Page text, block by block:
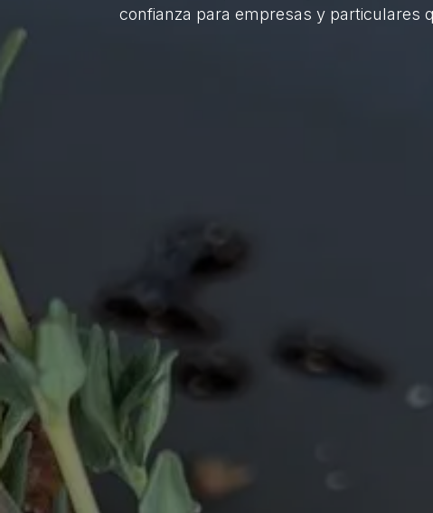
confianza para empresas y particulares